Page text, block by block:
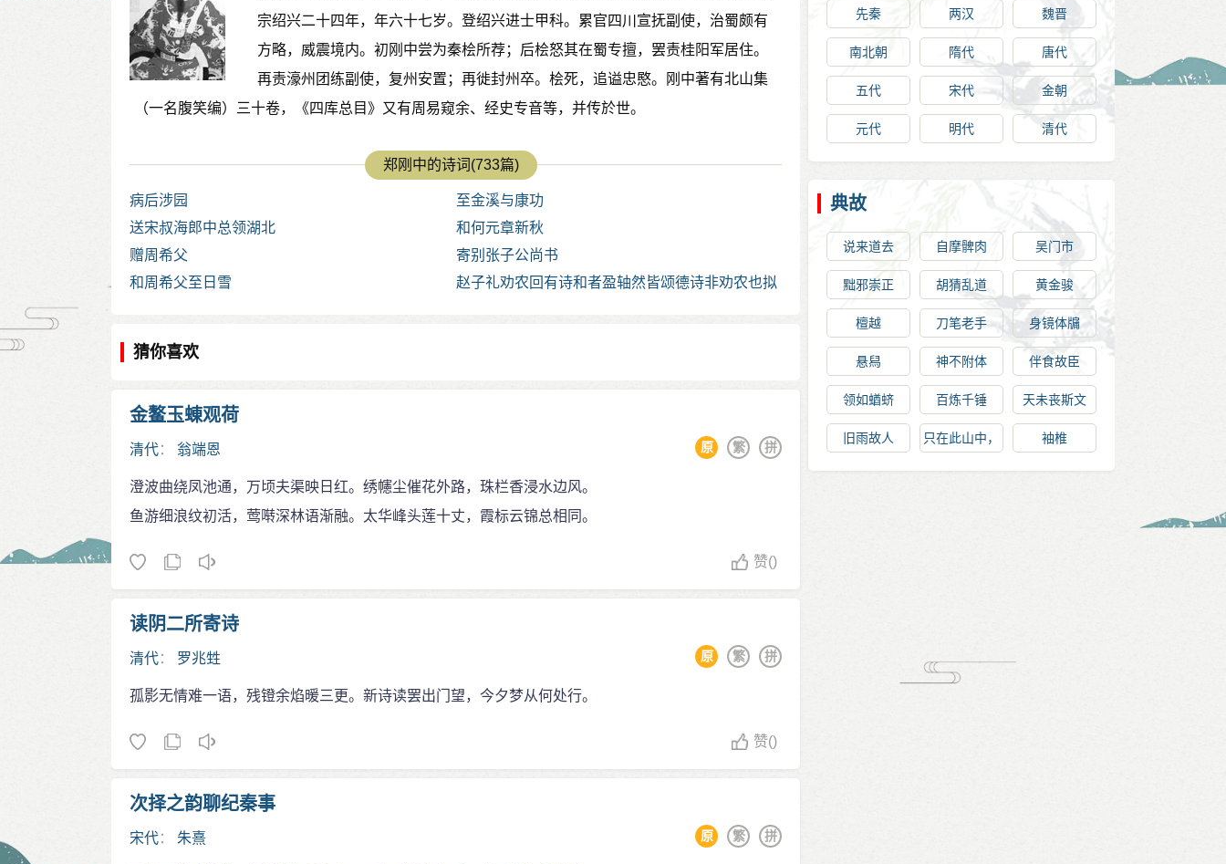
宗绍兴二十四年，年六十七岁。登绍兴进士甲科。累官四川宣抚副使，治蜀颇有
方略，威震境内。初刚中尝为秦桧所荐；后桧怒其在蜀专擅，罢责桂阳军居住。
再责濠州团练副使，复州安置；再徙封州卒。桧死，追谥忠愍。刚中著有北山集
（一名腹笑编）三十卷，《四库总目》又有周易窥余、经史专音等，并传於世。
郑刚中的诗词(733篇)
病后涉园
至金溪与康功
送宋叔海郎中总领湖北
和何元章新秋
赠周希父
寄别张子公尚书
和周希父至日雪
赵子礼劝农回有诗和者盈轴然皆颂德诗非劝农也拟
猜你喜欢
金鳌玉蝀观荷
清代： 翁端恩 拼
繁
原
澄波曲绕凤池通，万顷夫渠映日红。绣幰尘催花外路，珠栏香浸水边风。
鱼游细浪纹初活，莺啭深林语渐融。太华峰头莲十丈，霞标云锦总相同。
赞()
读阴二所寄诗
清代： 罗兆甡 拼
繁
原
孤影无情难一语，残镫余焰暖三更。新诗读罢出门望，今夕梦从何处行。
赞()
次择之韵聊纪秦事
宋代： 朱熹 拼
繁
原
先秦 两汉 魏晋
南北朝 隋代 唐代
五代 宋代 金朝
元代 明代 清代
典故
说来道去 自摩髀肉 吴门市
黜邪崇正 胡猜乱道 黄金骏
檀越 刀笔老手 身镜体牖
悬舄 神不附体 伴食故臣
领如蝤蛴 百炼千锤 天未丧斯文
旧雨故人
只在此山中，
袖椎